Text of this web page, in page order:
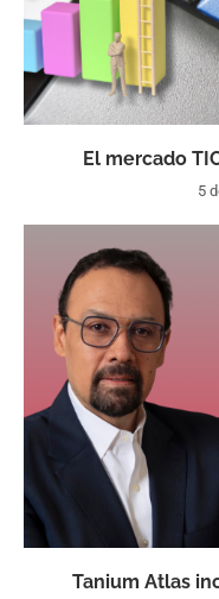
El mercado
5
Tanium Atlas